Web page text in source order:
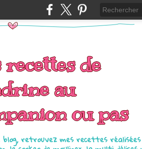
recettes de
au
ou pas
blog, retrouvez mes recettes